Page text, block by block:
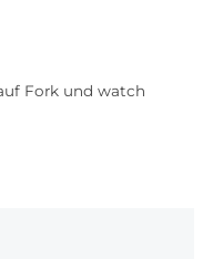
Fork und watch